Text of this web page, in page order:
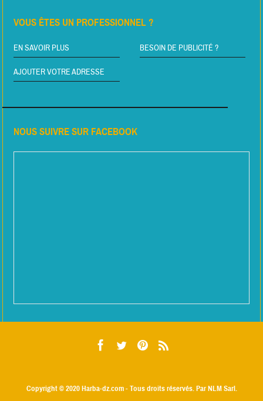
VOUS ÊTES UN PROFESSIONNEL ?
EN SAVOIR PLUS BESOIN DE PUBLICITÉ ?
AJOUTER VOTRE ADRESSE
NOUS SUIVRE SUR FACEBOOK
Copyright © 2020Harba-dz.com- Tous droits réservés. Par NLM Sarl.